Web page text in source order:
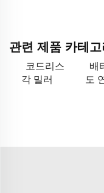
관련 제품 카테고
코드리스
각 밀러
배
도